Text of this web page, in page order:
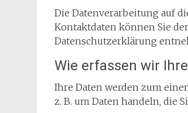
Die Datenverarbeitung auf
Kontaktdaten können Sie
Datenschutzerklärung
Wie erfassen wir
Ihre Daten werden zum
z. B. um Daten handeln, die